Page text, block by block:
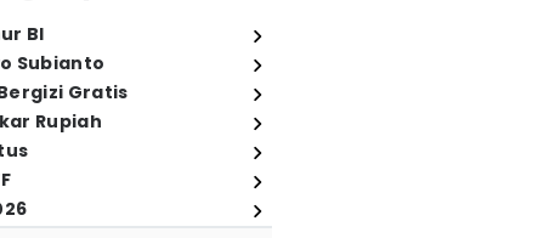
BI
Subianto
Gratis
Rupiah